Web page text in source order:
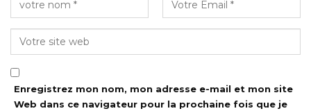
Enregistrez mon nom, mon adresse e-mail et mon site
Web dans ce navigateur pour la prochaine fois que je